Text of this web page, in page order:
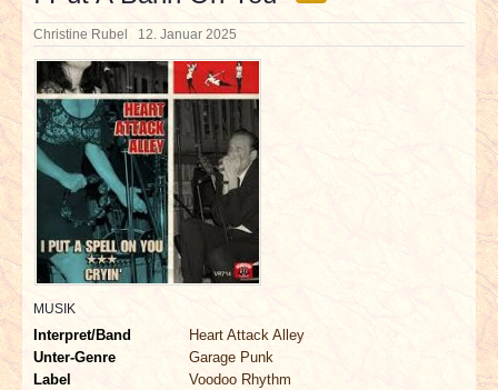
NEWS & DATES
BERICHTE
VERLOSUNGEN
INTERVIEWS
SPECIALS
REDAKTION
LINKS
Christine Rubel 12. Januar 2025
MUSIK
Interpret/Band
Heart Attack Alley
Unter-Genre
Garage Punk
Label
Voodoo Rhythm